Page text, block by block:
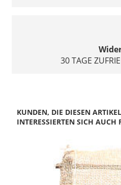
30 TAGE
KUNDEN, DIE DIESEN
INTERESSIERTEN SICH AUCH